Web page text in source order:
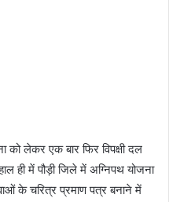
लेकर एक बार फिर विपक्षी दल
में पौड़ी जिले में अग्निपथ योजना
के चरित्र प्रमाण पत्र बनाने में